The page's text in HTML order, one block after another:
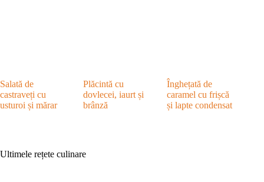
Salată de
castraveți cu
usturoi și mărar
Plăcintă cu
dovlecei, iaurt și
brânză
Înghețată de
caramel cu frișcă
și lapte condensat
Ultimele rețete culinare